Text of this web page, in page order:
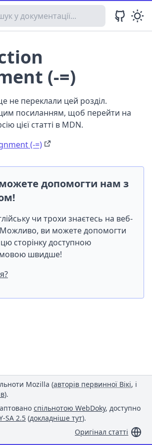
(-=)
не переклали цей розділ.
посиланням, щоб перейти на
цієї статті в MDN.
(-=)
допомогти нам з
чи трохи знаєтесь на веб-
Можливо, ви можете допомогти
сторінку доступною
мовою швидше!
Mozilla (авторів первинної Вікі, і
).
спільнотою WebDoky, доступно
SA 2.5 (докладніше тут).
Оригінал статті